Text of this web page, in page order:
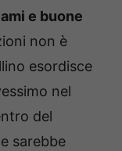
e buone
non è
esordisce
nel
del
sarebbe